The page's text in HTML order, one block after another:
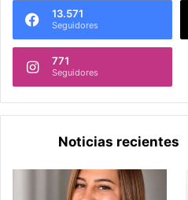
13.571
Seguidores
771
Seguidores
Noticias recientes